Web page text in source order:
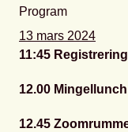
Program
13 mars 2024
11:45
12.00 Mingellunch
12.45